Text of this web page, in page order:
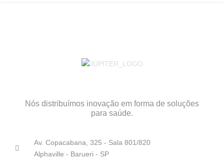
Nós distribuímos inovação em forma de soluções
para saúde.
Av. Copacabana, 325 - Sala 801/820
Alphaville - Barueri - SP